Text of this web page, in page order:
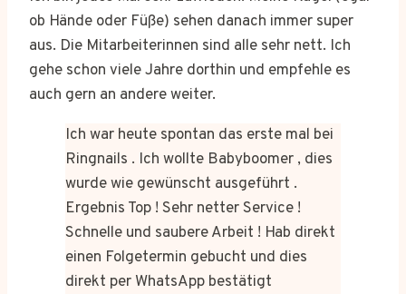
ob Hände oder Füße) sehen danach immer super
aus. Die Mitarbeiterinnen sind alle sehr nett. Ich
gehe schon viele Jahre dorthin und empfehle es
auch gern an andere weiter.
Ich war heute spontan das erste mal bei
Ringnails . Ich wollte Babyboomer , dies
wurde wie gewünscht ausgeführt .
Ergebnis Top ! Sehr netter Service !
Schnelle und saubere Arbeit ! Hab direkt
einen Folgetermin gebucht und dies
direkt per WhatsApp bestätigt